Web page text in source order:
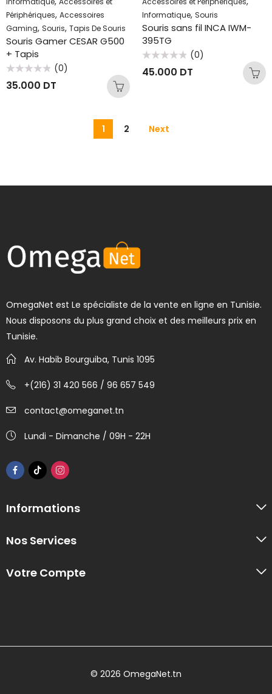
Périphériques, Accessoires
Gaming, Souris, Tapis De Souris
Souris Gamer CESAR G500
+ Tapis
0
(0)
35.000 DT
Informatique, Souris
Souris sans fil INCA IWM-
395TG
0
(0)
45.000 DT
1 2 Next
OmegaNet est Le spécialiste de la vente en ligne en Tunisie.
Nous disposons du plus grand choix et des meilleurs prix en
Tunisie.
Av. Habib Bourguiba, Tunis 1095
+(216) 31 420 566 / 96 657 549
contact@omeganet.tn
Lundi - Dimanche / 09H - 22H
Informations
Nos Services
Votre Compte
© 2026 OmegaNet.tn